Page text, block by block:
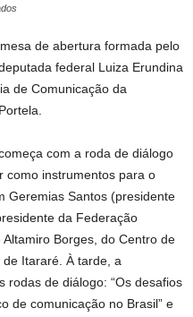
de abertura formada pelo
federal Luiza Erundina
de Comunicação da
com a roda de diálogo
como instrumentos para o
Geremias Santos (presidente
da Federação
Borges, do Centro de
Itararé. À tarde, a
rodas de diálogo: “Os desafios
de comunicação no Brasil” e